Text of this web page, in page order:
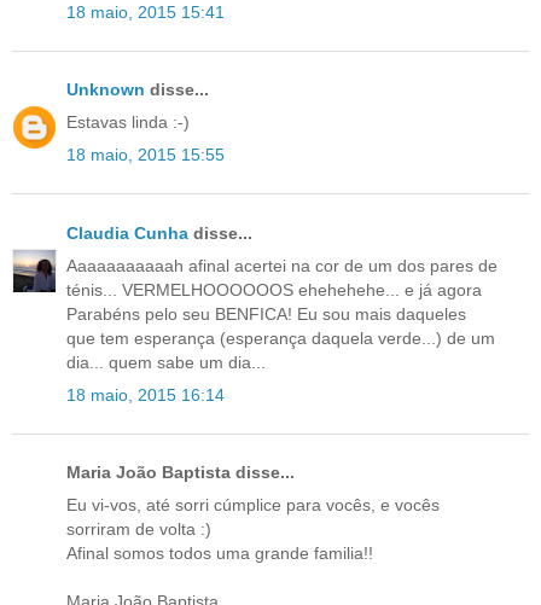
18 maio, 2015 15:41
Unknown disse...
Estavas linda :-)
18 maio, 2015 15:55
Claudia Cunha disse...
Aaaaaaaaaaah afinal acertei na cor de um dos pares de
ténis... VERMELHOOOOOOS ehehehehe... e já agora
Parabéns pelo seu BENFICA! Eu sou mais daqueles
que tem esperança (esperança daquela verde...) de um
dia... quem sabe um dia...
18 maio, 2015 16:14
Maria João Baptista disse...
Eu vi-vos, até sorri cúmplice para vocês, e vocês
sorriram de volta :)
Afinal somos todos uma grande familia!!